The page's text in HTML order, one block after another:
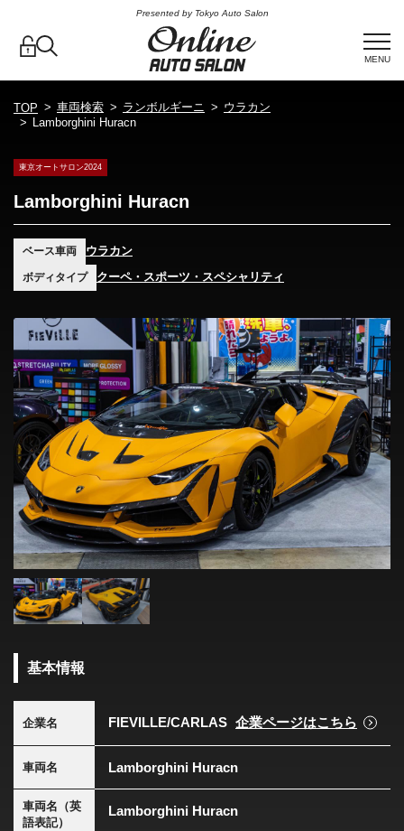
Presented by Tokyo Auto Salon
MENU
TOP 車両検索 ランボルギーニ
ウラカン
Lamborghini Huracn
東京オートサロン2024
Lamborghini Huracn
ベース車両 ウラカン
ボディタイプ クーペ・スポーツ・スペシャリティ
基本情報
企業名 FIEVILLE/CARLAS 企業ページはこちら
車両名 Lamborghini Huracn
車両名（英
語表記）
Lamborghini Huracn